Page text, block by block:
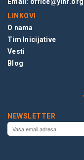
LINKOVI
O nama
Tim Inicijative
Vesti
Blog
NEWSLETTER